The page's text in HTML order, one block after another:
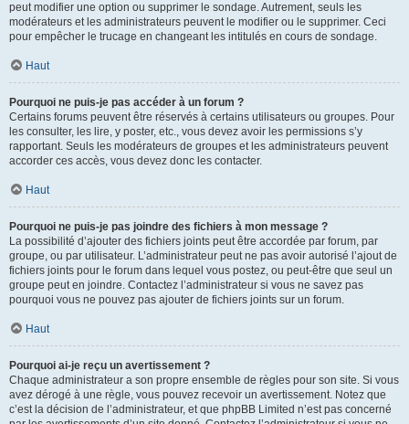
peut modifier une option ou supprimer le sondage. Autrement, seuls les
modérateurs et les administrateurs peuvent le modifier ou le supprimer. Ceci
pour empêcher le trucage en changeant les intitulés en cours de sondage.
Haut
Pourquoi ne puis-je pas accéder à un forum ?
Certains forums peuvent être réservés à certains utilisateurs ou groupes. Pour
les consulter, les lire, y poster, etc., vous devez avoir les permissions s’y
rapportant. Seuls les modérateurs de groupes et les administrateurs peuvent
accorder ces accès, vous devez donc les contacter.
Haut
Pourquoi ne puis-je pas joindre des fichiers à mon message ?
La possibilité d’ajouter des fichiers joints peut être accordée par forum, par
groupe, ou par utilisateur. L’administrateur peut ne pas avoir autorisé l’ajout de
fichiers joints pour le forum dans lequel vous postez, ou peut-être que seul un
groupe peut en joindre. Contactez l’administrateur si vous ne savez pas
pourquoi vous ne pouvez pas ajouter de fichiers joints sur un forum.
Haut
Pourquoi ai-je reçu un avertissement ?
Chaque administrateur a son propre ensemble de règles pour son site. Si vous
avez dérogé à une règle, vous pouvez recevoir un avertissement. Notez que
c’est la décision de l’administrateur, et que phpBB Limited n’est pas concerné